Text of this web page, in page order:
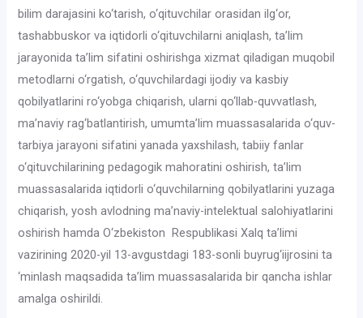
bilim darajasini ko‘tarish, o‘qituvchilar orasidan ilg‘or,
tashabbuskor va iqtidorli o‘qituvchilarni aniqlash, ta’lim
jarayonida ta’lim sifatini oshirishga xizmat qiladigan muqobil
metodlarni o‘rgatish, o‘quvchilardagi ijodiy va kasbiy
qobilyatlarini ro‘yobga chiqarish, ularni qo‘llab-quvvatlash,
ma’naviy rag‘batlantirish, umumta’lim muassasalarida o‘quv-
tarbiya jarayoni sifatini yanada yaxshilash, tabiiy fanlar
o‘qituvchilarining pedagogik mahoratini oshirish, ta’lim
muassasalarida iqtidorli o‘quvchilarning qobilyatlarini yuzaga
chiqarish, yosh avlodning ma’naviy-intelektual salohiyatlarini
oshirish hamda O‘zbekiston Respublikasi Xalq ta’limi
vazirining 2020-yil 13-avgustdagi 183-sonli buyrug‘iijrosini ta
‘minlash maqsadida ta’lim muassasalarida bir qancha ishlar
amalga oshirildi.